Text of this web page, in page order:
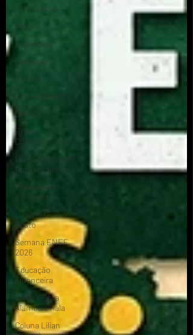
Curiosidades
Política
Liderança
Educação
Política
Endividamento
Crédito
Brasil
Contemporâneo
Planejamento de
Aposentadoria
Planejamento
Financeiro
Lazer de Baixo
Custo
Semana ENEF
2026
Educação
Financeira
Coluna Silvia
Alambert Hala
Coluna Lilian